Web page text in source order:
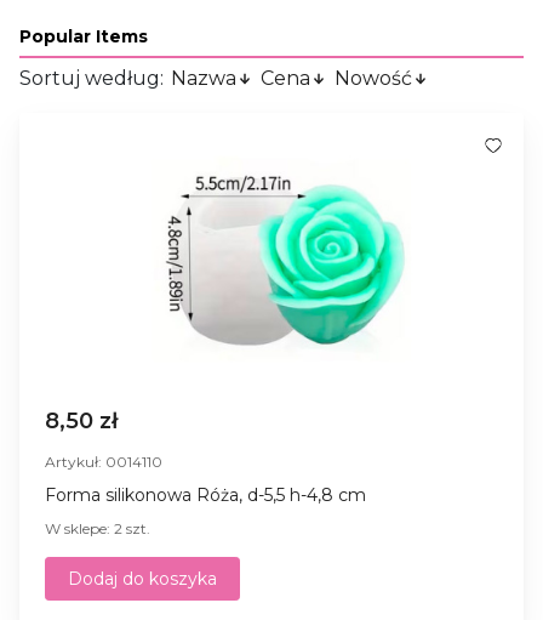
Popular Items
Sortuj według: Nazwa Cena Nowość
8,50 zł
Artykuł: 0014110
Forma silikonowa Róża, d-5,5 h-4,8 cm
W sklepe: 2 szt.
Dodaj do koszyka